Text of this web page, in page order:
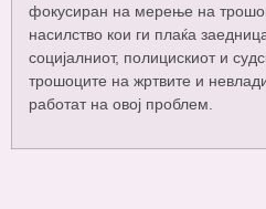
фокусиран на мерење на
насилство кои ги плаќа
социјалниот, полицискиот и
трошоците на жртвите и
работат на овој проблем.